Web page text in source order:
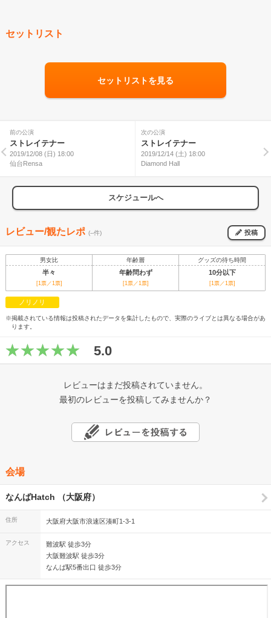
セットリスト
セットリストを見る
前の公演
ストレイテナー
2019/12/08 (日) 18:00
仙台Rensa
次の公演
ストレイテナー
2019/12/14 (土) 18:00
Diamond Hall
スケジュールへ
レビュー/観たレポ (--件) 投稿
男女比 年齢層 グッズの待ち時間
半々 年齢問わず 10分以下
[1票／1票] [1票／1票] [1票／1票]
ノリノリ
※掲載されている情報は投稿されたデータを集計したもので、実際のライブとは異なる場合があ
ります。
5.0
レビューはまだ投稿されていません。
最初のレビューを投稿してみませんか？
会場
なんばHatch （大阪府）
住所 大阪府大阪市浪速区湊町1-3-1
アクセス
難波駅 徒歩3分
大阪難波駅 徒歩3分
なんば駅5番出口 徒歩3分